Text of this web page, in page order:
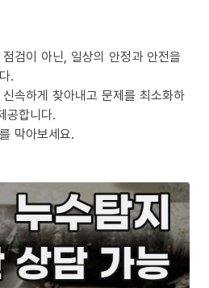
검이 아닌, 일상의 안정과 안전을
.
속하게 찾아내고 문제를 최소화하
공합니다.
막아보세요.